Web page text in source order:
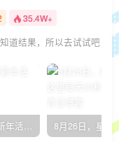
35.4W+
道结果，所以去试试吧
青涩码支付（新年活动）